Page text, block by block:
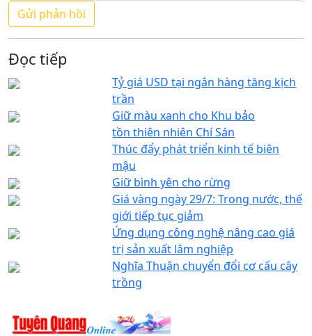
Đọc tiếp
Tỷ giá USD tại ngân hàng tăng kịch
trần
Giữ màu xanh cho Khu bảo
tồn thiên nhiên Chí Sán
Thúc đẩy phát triển kinh tế biên
mậu
Giữ bình yên cho rừng
Giá vàng ngày 29/7: Trong nước, thế
giới tiếp tục giảm
Ứng dụng công nghệ nâng cao giá
trị sản xuất lâm nghiệp
Nghĩa Thuận chuyển đổi cơ cấu cây
trồng